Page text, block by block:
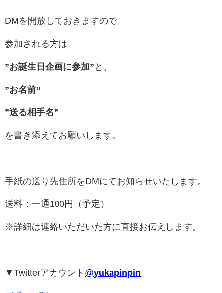
DMを開放しておきますので
参加される方は
”お誕生日企画に参加” と、
”お名前”
”送る相手名”
を書き添えてお願いします。
手紙の送り先住所をDMにてお知らせいたします。
送料：一通100円（予定）
※詳細は連絡いただいた方に直接お伝えします。
▼Twitterアカウント @yukapinpin